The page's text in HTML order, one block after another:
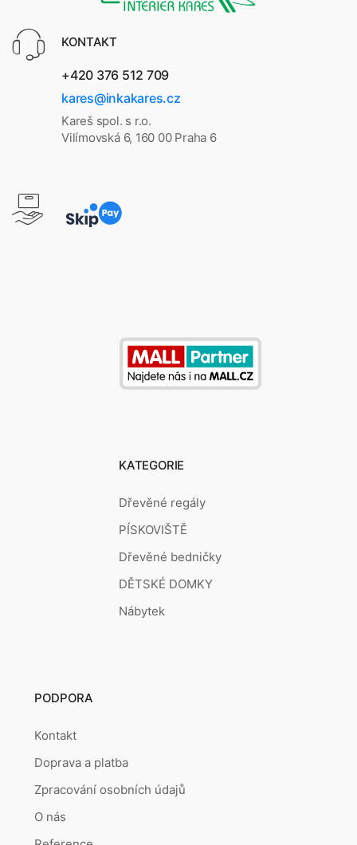
KONTAKT
+420 376 512 709
kares@inkakares.cz
Kareš spol. s r.o.
Vilímovská 6, 160 00 Praha 6
KATEGORIE
Dřevěné regály
PÍSKOVIŠTĚ
Dřevěné bedničky
DĚTSKÉ DOMKY
Nábytek
PODPORA
Kontakt
Doprava a platba
Zpracování osobních údajů
O nás